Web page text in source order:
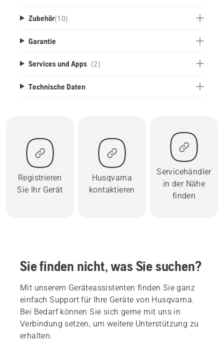
Zubehör(10)
Garantie
Services und Apps (2)
Technische Daten
Registrieren
Sie Ihr Gerät
Husqvarna
kontaktieren
Servicehändler
in der Nähe
finden
Sie finden nicht, was Sie suchen?
Mit unserem Geräteassistenten finden Sie ganz
einfach Support für Ihre Geräte von Husqvarna.
Bei Bedarf können Sie sich gerne mit uns in
Verbindung setzen, um weitere Unterstützung zu
erhalten.